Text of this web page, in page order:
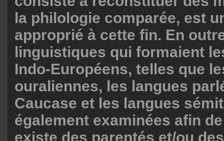
la philologie comparée, est
approprié à cette fin. En
linguistiques qui formaient
Indo-Européens, telles que
ouraliennes, les langues
Caucase et les langues
également examinées afin
existe des parentés et/ou